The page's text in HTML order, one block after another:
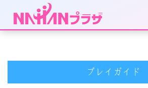
プレイガイド